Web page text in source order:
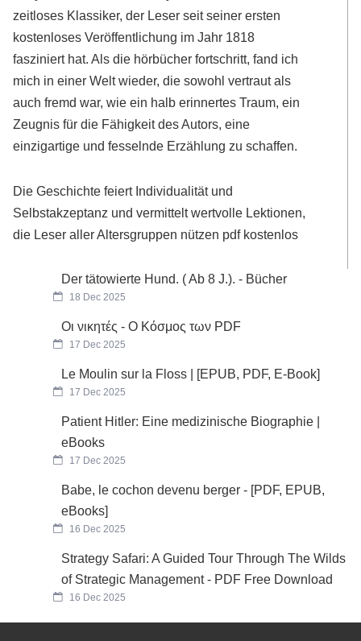
zeitloses Klassiker, der Leser seit seiner ersten
kostenloses Veröffentlichung im Jahr 1818
fasziniert hat. Als die hörbücher fortschritt, fand ich
mich in einer Welt wieder, die sowohl vertraut als
auch fremd war, wie ein halb erinnertes Traum, ein
Zeugnis für die Fähigkeit des Autors, eine
einzigartige und fesselnde Erzählung zu schaffen.
Die Geschichte feiert Individualität und
Selbstakzeptanz und vermittelt wertvolle Lektionen,
die Leser aller Altersgruppen nützen pdf kostenlos
Der tätowierte Hund. ( Ab 8 J.). - Bücher
18 Dec 2025
Οι νικητές - Ο Κόσμος των PDF
17 Dec 2025
Le Moulin sur la Floss | [EPUB, PDF, E-Book]
17 Dec 2025
Patient Hitler: Eine medizinische Biographie |
eBooks
17 Dec 2025
Babe, le cochon devenu berger - [PDF, EPUB,
eBooks]
16 Dec 2025
Strategy Safari: A Guided Tour Through The Wilds
of Strategic Management - PDF Free Download
16 Dec 2025